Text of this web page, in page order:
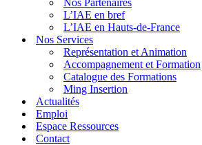
Nos Partenaires
L’IAE en bref
L’IAE en Hauts-de-France
Nos Services
Représentation et Animation
Accompagnement et Formation
Catalogue des Formations
Ming Insertion
Actualités
Emploi
Espace Ressources
Contact